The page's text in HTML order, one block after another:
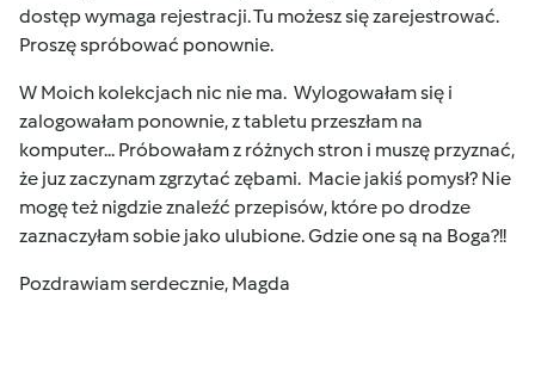
dostęp wymaga rejestracji. Tu możesz się zarejestrować.
Proszę spróbować ponownie.
W Moich kolekcjach nic nie ma. Wylogowałam się i
zalogowałam ponownie, z tabletu przeszłam na
komputer... Próbowałam z różnych stron i muszę przyznać,
że juz zaczynam zgrzytać zębami. Macie jakiś pomysł? Nie
mogę też nigdzie znaleźć przepisów, które po drodze
zaznaczyłam sobie jako ulubione. Gdzie one są na Boga?!!
Pozdrawiam serdecznie, Magda